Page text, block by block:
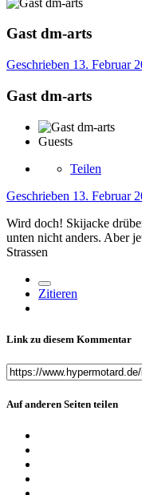
Gast dm-arts
Geschrieben 13. Februar
Gast dm-arts
Guests
Teilen
Geschrieben 13. Februar
Wird doch! Skijacke
unten nicht anders. Aber
Strassen
Zitieren
Link zu diesem Kommentar
Auf anderen Seiten teilen